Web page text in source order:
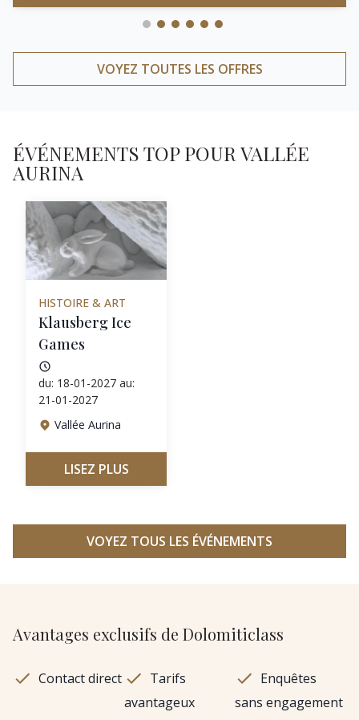
VOYEZ TOUTES LES OFFRES
ÉVÉNEMENTS TOP POUR VALLÉE
AURINA
HISTOIRE & ART
Klausberg Ice
Games
du: 18-01-2027 au:
21-01-2027
Vallée Aurina
LISEZ PLUS
VOYEZ TOUS LES ÉVÉNEMENTS
Avantages exclusifs de Dolomiticlass
Contact direct
Tarifs
avantageux
Enquêtes
sans engagement